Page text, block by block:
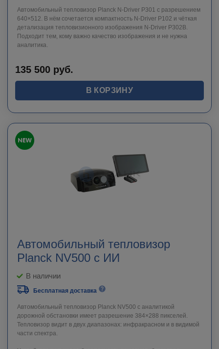
Автомобильный тепловизор Planck N-Driver P301 с разрешением
640×512. В нём сочетается компактность N-Driver P102 и чёткая
детализация тепловизионного изображения N-Driver P302B.
Подходит тем, кому важно качество изображения и не нужна
аналитика.
135 500 руб.
В КОРЗИНУ
Автомобильный тепловизор
Planck NV500 с ИИ
В наличии
Бесплатная доставка
Автомобильный тепловизор Planck NV500 с аналитикой
дорожной обстановки имеет разрешение 384×288 пикселей.
Тепловизор видит в двух диапазонах: инфракрасном и в видимой
части спектра.